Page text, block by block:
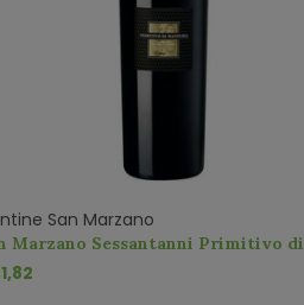
San Marzano
Marzano Sessantanni Primitivo di
DOP